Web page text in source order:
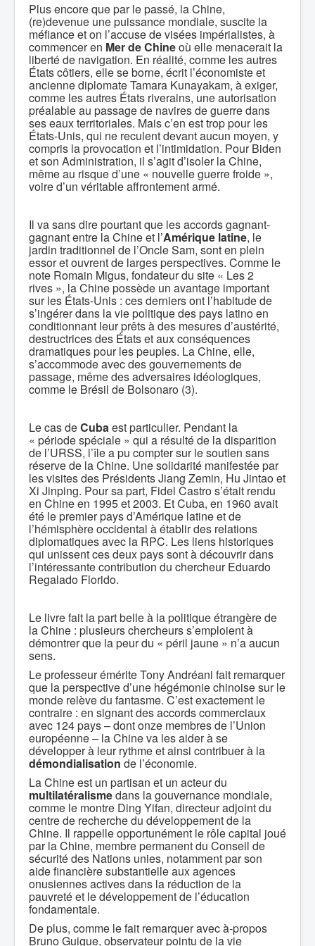
Plus encore que par le passé, la Chine,
(re)devenue une puissance mondiale, suscite la
méfiance et on l’accuse de visées impérialistes, à
commencer en Mer de Chineoù elle menacerait la
liberté de navigation. En réalité, comme les autres
États côtiers, elle se borne, écrit l’économiste et
ancienne diplomate Tamara Kunayakam, à exiger,
comme les autres États riverains, une autorisation
préalable au passage de navires de guerre dans
ses eaux territoriales. Mais c’en est trop pour les
États-Unis, qui ne reculent devant aucun moyen, y
compris la provocation et l’intimidation. Pour Biden
et son Administration, il s’agit d’isoler la Chine,
même au risque d’une « nouvelle guerre froide »,
voire d’un véritable affrontement armé.
Il va sans dire pourtant que les accords gagnant-
gagnant entre la Chine et l’Amérique latine, le
jardin traditionnel de l’Oncle Sam, sont en plein
essor et ouvrent de larges perspectives. Comme le
note Romain Migus, fondateur du site « Les 2
rives », la Chine possède un avantage important
sur les États-Unis : ces derniers ont l’habitude de
s’ingérer dans la vie politique des pays latino en
conditionnant leur prêts à des mesures d’austérité,
destructrices des États et aux conséquences
dramatiques pour les peuples. La Chine, elle,
s’accommode avec des gouvernements de
passage, même des adversaires idéologiques,
comme le Brésil de Bolsonaro (3).
Le cas deCubaest particulier. Pendant la
« période spéciale » qui a résulté de la disparition
de l’URSS, l’île a pu compter sur le soutien sans
réserve de la Chine. Une solidarité manifestée par
les visites des Présidents Jiang Zemin, Hu Jintao et
Xi Jinping. Pour sa part, Fidel Castro s’était rendu
en Chine en 1995 et 2003. Et Cuba, en 1960 avait
été le premier pays d’Amérique latine et de
l’hémisphère occidental à établir des relations
diplomatiques avec la RPC. Les liens historiques
qui unissent ces deux pays sont à découvrir dans
l’intéressante contribution du chercheur Eduardo
Regalado Florido.
Le livre fait la part belle à la politique étrangère de
la Chine : plusieurs chercheurs s’emploient à
démontrer que la peur du « péril jaune » n’a aucun
sens.
Le professeur émérite Tony Andréani fait remarquer
que la perspective d’une hégémonie chinoise sur le
monde relève du fantasme. C’est exactement le
contraire : en signant des accords commerciaux
avec 124 pays – dont onze membres de l’Union
européenne – la Chine va les aider à se
développer à leur rythme et ainsi contribuer à la
démondialisationde l’économie.
La Chine est un partisan et un acteur du
multilatéralismedans la gouvernance mondiale,
comme le montre Ding Yifan, directeur adjoint du
centre de recherche du développement de la
Chine. Il rappelle opportunément le rôle capital joué
par la Chine, membre permanent du Conseil de
sécurité des Nations unies, notamment par son
aide financière substantielle aux agences
onusiennes actives dans la réduction de la
pauvreté et le développement de l’éducation
fondamentale.
De plus, comme le fait remarquer avec à-propos
Bruno Guigue, observateur pointu de la vie